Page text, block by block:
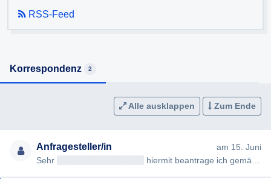
detaillierte schriftliche Begründung für die Ablehnung sowie
diese Auswertung vorliegt).
RSS-Feed
Korrespondenz 2
Alle ausklappen Zum Ende
Anfragesteller/in
am 15. Juni
Sehr
hiermit beantrage ich gemäß § 7ff Informationsfreiheitsgesetz (IFG) die Erteilung fo…